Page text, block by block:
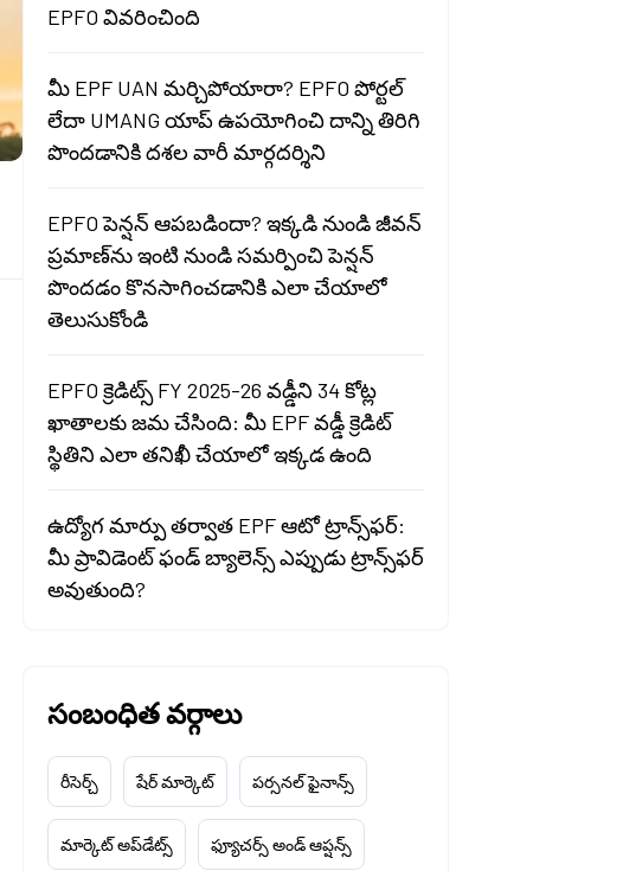
EPFO ​​వివరించింది
మీ EPF UAN మర్చిపోయారా? EPFO పోర్టల్
లేదా UMANG యాప్ ఉపయోగించి దాన్ని తిరిగి
పొందడానికి దశల వారీ మార్గదర్శిని
EPFO పెన్షన్ ఆపబడిందా? ఇక్కడి నుండి జీవన్
ప్రమాణ్‌ను ఇంటి నుండి సమర్పించి పెన్షన్
పొందడం కొనసాగించడానికి ఎలా చేయాలో
తెలుసుకోండి
EPFO క్రెడిట్స్ FY 2025-26 వడ్డీని 34 కోట్ల
ఖాతాలకు జమ చేసింది: మీ EPF వడ్డీ క్రెడిట్
స్థితిని ఎలా తనిఖీ చేయాలో ఇక్కడ ఉంది
ఉద్యోగ మార్పు తర్వాత EPF ఆటో ట్రాన్స్‌ఫర్:
మీ ప్రావిడెంట్ ఫండ్ బ్యాలెన్స్ ఎప్పుడు ట్రాన్స్‌ఫర్
అవుతుంది?
సంబంధిత వర్గాలు
రీసెర్చ్ షేర్ మార్కెట్ పర్సనల్ ఫైనాన్స్
మార్కెట్ అప్‌డేట్స్ ఫ్యూచర్స్ అండ్ ఆప్షన్స్